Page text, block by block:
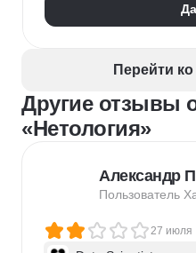
Когнитивно-поведенческая
Перейти
Другие отзывы
«Нетология»
Александр
Пользователь
27 июля